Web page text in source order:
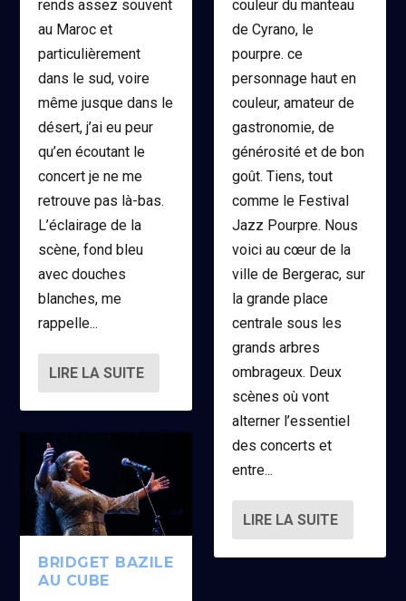
rends assez souvent
au Maroc et
particulièrement
dans le sud, voire
même jusque dans le
désert, j’ai eu peur
qu’en écoutant le
concert je ne me
retrouve pas là-bas.
L’éclairage de la
scène, fond bleu
avec douches
blanches, me
rappelle...
LIRE LA SUITE
BRIDGET BAZILE
AU CUBE
couleur du manteau
de Cyrano, le
pourpre. ce
personnage haut en
couleur, amateur de
gastronomie, de
générosité et de bon
goût. Tiens, tout
comme le Festival
Jazz Pourpre. Nous
voici au cœur de la
ville de Bergerac, sur
la grande place
centrale sous les
grands arbres
ombrageux. Deux
scènes où vont
alterner l’essentiel
des concerts et
entre...
LIRE LA SUITE